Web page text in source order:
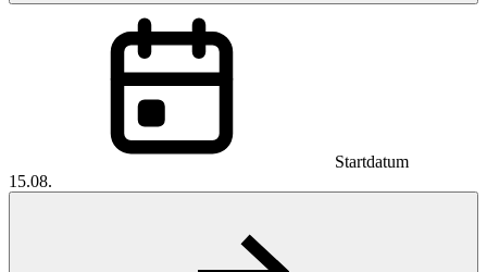
Startdatum
15.08.